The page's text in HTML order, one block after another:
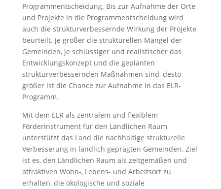
Programmentscheidung. Bis zur Aufnahme der Orte
und Projekte in die Programmentscheidung wird
auch die strukturverbessernde Wirkung der Projekte
beurteilt. Je größer die strukturellen Mängel der
Gemeinden, je schlüssiger und realistischer das
Entwicklungskonzept und die geplanten
strukturverbessernden Maßnahmen sind, desto
größer ist die Chance zur Aufnahme in das ELR-
Programm.
Mit dem ELR als zentralem und flexiblem
Förderinstrument für den Ländlichen Raum
unterstützt das Land die nachhaltige strukturelle
Verbesserung in ländlich geprägten Gemeinden. Ziel
ist es, den Ländlichen Raum als zeitgemäßen und
attraktiven Wohn-, Lebens- und Arbeitsort zu
erhalten, die ökologische und soziale